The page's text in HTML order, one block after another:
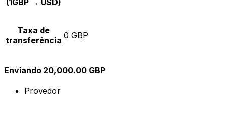
Taxa de
transferência 0 GBP
Enviando 20,000.00 GBP
Provedor